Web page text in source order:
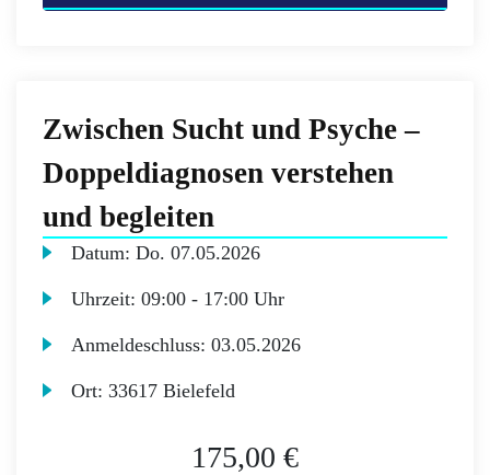
Zwischen Sucht und Psyche –
Doppeldiagnosen verstehen
und begleiten
Datum:Do. 07.05.2026
Uhrzeit:09:00 - 17:00 Uhr
Anmeldeschluss:03.05.2026
Ort:33617 Bielefeld
175,00 €